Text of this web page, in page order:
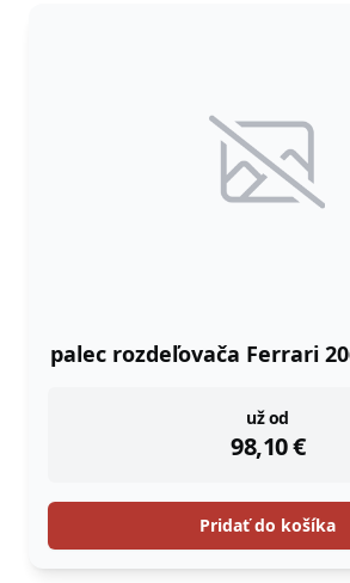
palec rozdeľovača Ferrari
už od
98,10€
instock
Pridať do košíka